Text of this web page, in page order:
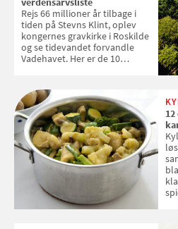
Rejs 66 millioner år tilbage i
tiden på Stevns Klint, oplev
kongernes gravkirke i Roskilde
og se tidevandet forvandle
Vadehavet. Her er de 10